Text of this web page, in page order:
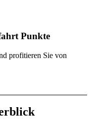
Punkte
profitieren Sie von